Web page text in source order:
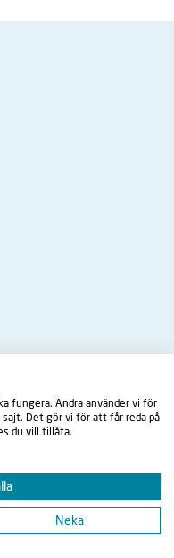
fungera. Andra använder vi för
Det gör vi för att får reda på
du vill tillåta.
Neka